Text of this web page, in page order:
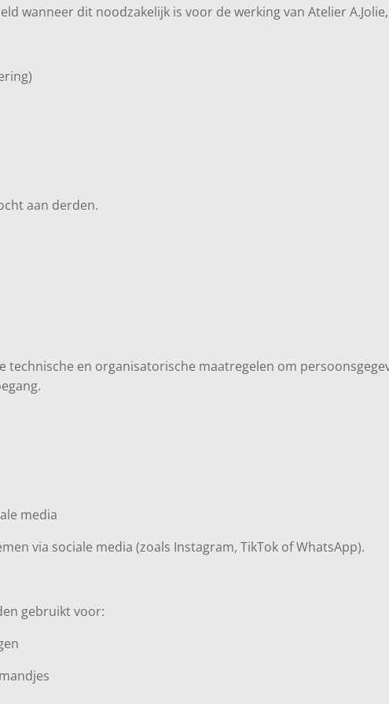
wanneer dit noodzakelijk is voor de werking van Atelier
aan derden.
technische en organisatorische maatregelen om
media
via sociale media (zoals Instagram, TikTok of WhatsApp).
gebruikt voor: